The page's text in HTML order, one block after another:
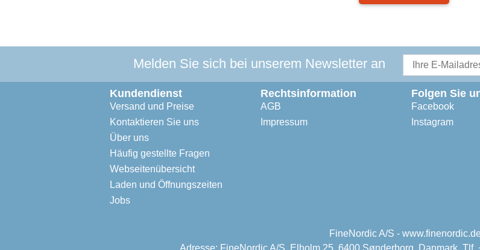
Melden Sie sich bei unserem Newsletter an
Kundendienst
Versand und Preise
Kontaktieren Sie uns
Über uns
Häufig gestellte Fragen
Webseitenübersicht
Laden und Öffnungszeiten
Jobs
Rechtsinformation
AGB
Impressum
Folgen Sie
Facebook
Instagram
FineNordic A/S - www.finenordic.de
Adresse: FineNordic A/S, Elholm 25, 6400 Sønderborg, Danmark.